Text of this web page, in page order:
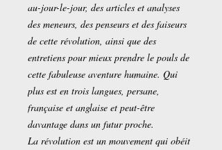
au-jour-le-jour, des articles et analyses
des meneurs, des penseurs et des faiseurs
de cette révolution, ainsi que des
entretiens pour mieux prendre le pouls de
cette fabuleuse aventure humaine. Qui
plus est en trois langues, persane,
française et anglaise et peut-être
davantage dans un futur proche.
La révolution est un mouvement qui obéit